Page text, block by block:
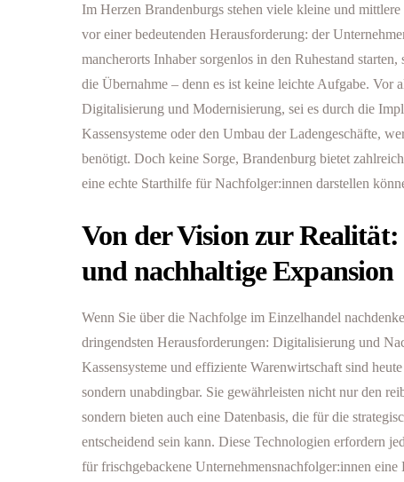
Im Herzen Brandenburgs stehen viele kleine und
vor einer bedeutenden Herausforderung: der
mancherorts Inhaber sorgenlos in den Ruhestand
die Übernahme – denn es ist keine leichte Aufgabe. Vor
Digitalisierung und Modernisierung, sei es durch die
Kassensysteme oder den Umbau der Ladengeschäfte,
benötigt. Doch keine Sorge, Brandenburg bietet
eine echte Starthilfe für Nachfolger:innen darstellen
Von der Vision zur
und nachhaltige Expansion
Wenn Sie über die Nachfolge im Einzelhandel
dringendsten Herausforderungen: Digitalisierung und
Kassensysteme und effiziente Warenwirtschaft sind
sondern unabdingbar. Sie gewährleisten nicht nur den
sondern bieten auch eine Datenbasis, die für die
entscheidend sein kann. Diese Technologien erfordern
für frischgebackene Unternehmensnachfolger:innen eine